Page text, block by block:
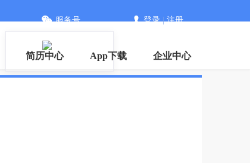
服务号 登录|注册
简历中心 App下载 企业中心